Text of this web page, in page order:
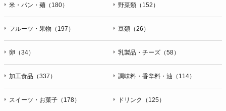
米・パン・麺（180） 野菜類（152）
フルーツ・果物（197） 豆類（26）
卵（34） 乳製品・チーズ（58）
加工食品（337） 調味料・香辛料・油（114）
スイーツ・お菓子（178） ドリンク（125）